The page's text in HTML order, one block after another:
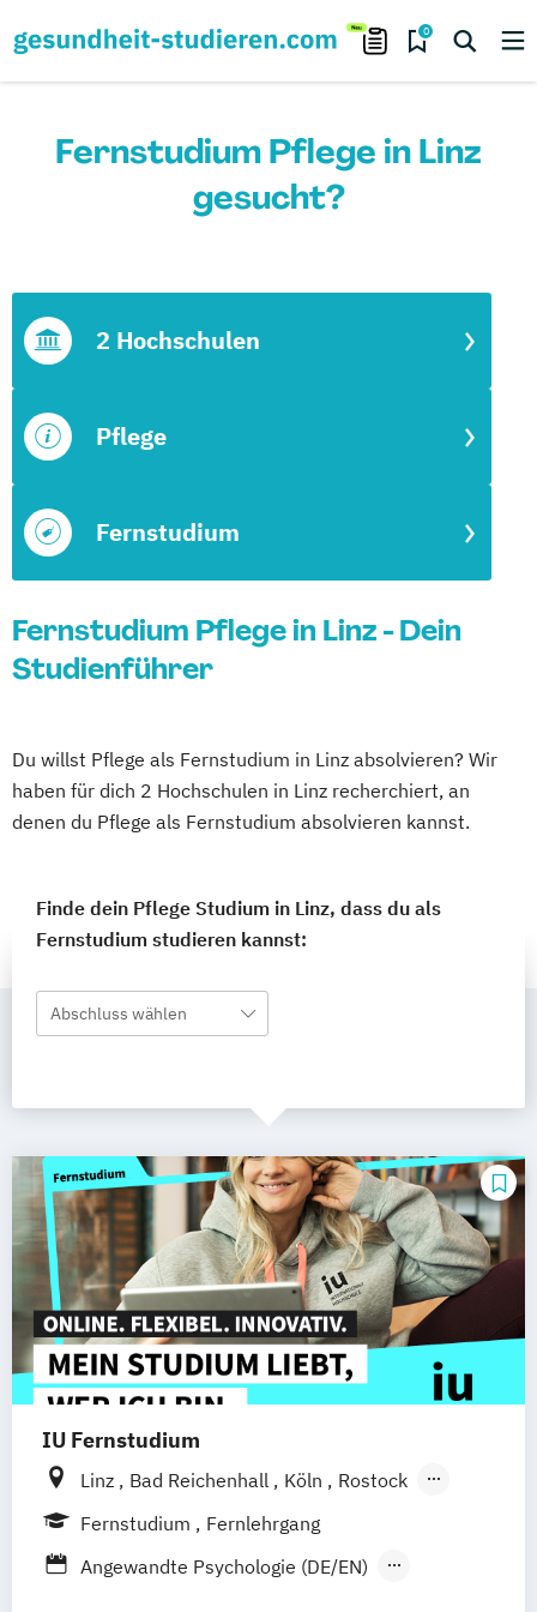
0
Fernstudium Pflege in Linz
gesucht?
Fernstudium
Pflege
2 Hochschulen
Fernstudium Pflege in Linz - Dein
Studienführer
Du willst Pflege als Fernstudium in Linz absolvieren? Wir
haben für dich 2 Hochschulen in Linz recherchiert, an
denen du Pflege als Fernstudium absolvieren kannst.
Finde dein Pflege Studium in Linz, dass du als
Fernstudium studieren kannst:
Abschluss wählen
IU Fernstudium
Linz Bad Reichenhall Köln
Rostock
Freiburg
Frankfurt am Main
Bielefeld Deggendorf Karlsruhe
Fernstudium
Fernlehrgang
Angewandte Psychologie (DE/EN)